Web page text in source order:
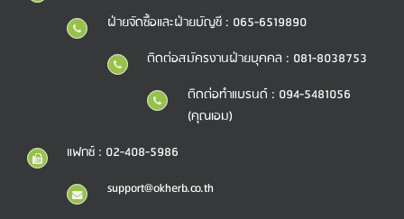
ฝ่ายจัดซื้อและฝ่ายบัญชี : 065-6519890
ติดต่อสมัครงานฝ่ายบุคคล : 081-8038753
ติดต่อทำแบรนด์ : 094-5481056
(คุณเอม)
แฟกซ์ : 02-408-5986
support@okherb.co.th